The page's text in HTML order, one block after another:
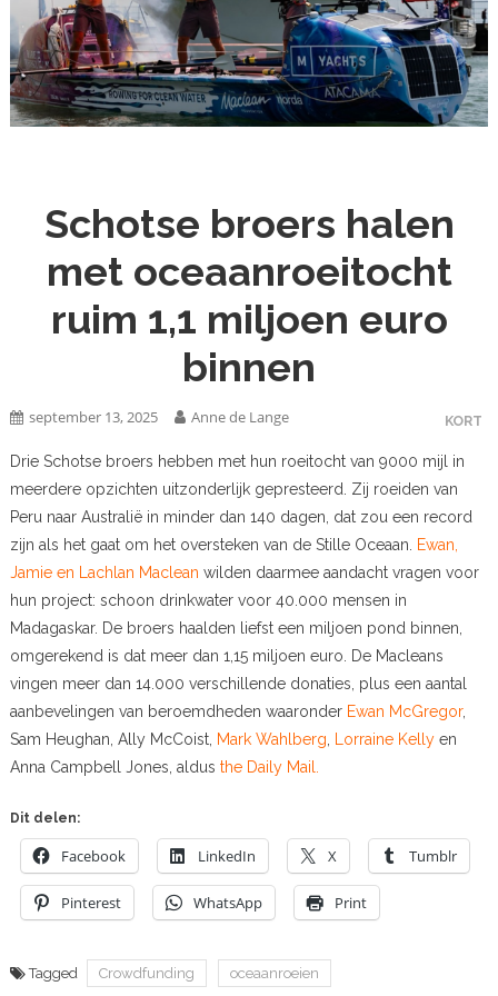
Schotse broers halen
met oceaanroeitocht
ruim 1,1 miljoen euro
binnen
KORT
september 13, 2025 Anne de Lange
Drie Schotse broers hebben met hun roeitocht van 9000 mijl in
meerdere opzichten uitzonderlijk gepresteerd. Zij roeiden van
Peru naar Australië in minder dan 140 dagen, dat zou een record
zijn als het gaat om het oversteken van de Stille Oceaan.
Ewan,
Jamie en Lachlan Maclean wilden daarmee aandacht vragen voor
hun project: schoon drinkwater voor 40.000 mensen in
Madagaskar. De broers haalden liefst een miljoen pond binnen,
omgerekend is dat meer dan 1,15 miljoen euro. De Macleans
vingen meer dan 14.000 verschillende donaties, plus een aantal
aanbevelingen van beroemdheden waaronder Ewan McGregor,
Sam Heughan, Ally McCoist, Mark Wahlberg Lorraine Kellyen
Anna Campbell Jones, aldus the Daily Mail.
Dit delen:
Facebook LinkedIn X Tumblr
Pinterest WhatsApp Print
Tagged Crowdfunding oceaanroeien